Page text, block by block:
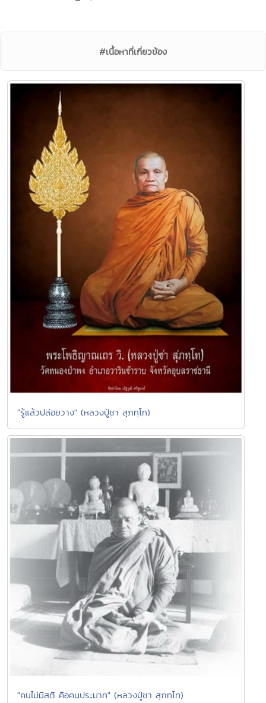
#เนื้อหาที่เกี่ยวข้อง
"รู้แล้วปล่อยวาง" (หลวงปู่ชา สุภทฺโท)
"คนไม่มีสติ คือคนประมาท" (หลวงปู่ชา สุภทฺโท)